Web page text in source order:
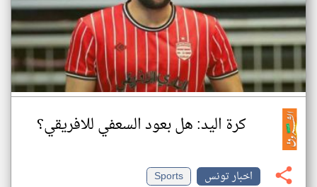
كرة اليد: هل بعود السعفي للافريقي؟
اخبار تونس
Sports